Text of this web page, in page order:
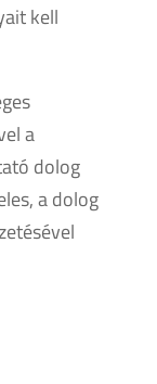
kell
a
dolog
a dolog